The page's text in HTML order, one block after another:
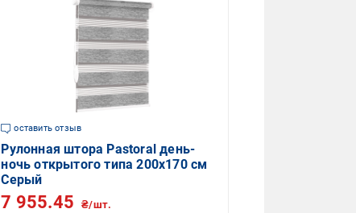
оставить отзыв
Рулонная штора Pastoral день-
ночь открытого типа 200х170 см
Серый
7 955.45 ₴/шт.